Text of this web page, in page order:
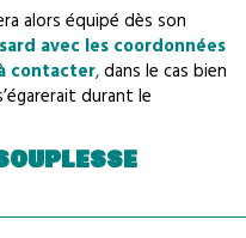
alors équipé dès son
avec les coordonnées
contacter,dans le cas bien
durant le